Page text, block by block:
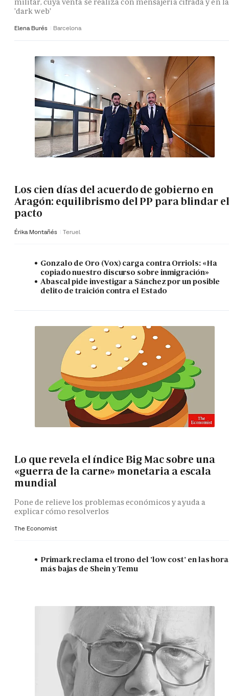
'dark web'
Elena Burés Barcelona
Los cien días del acuerdo de gobierno en
Aragón: equilibrismo del PP para blindar el
pacto
Érika Montañés Teruel
Gonzalo de Oro (Vox) carga contra Orriols: «Ha
copiado nuestro discurso sobre inmigración»
Abascal pide investigar a Sánchez por un posible
delito de traición contra el Estado
Lo que revela el índice Big Mac sobre una
«guerra de la carne» monetaria a escala
mundial
Pone de relieve los problemas económicos y ayuda a
explicar cómo resolverlos
The Economist
Primark reclama el trono del 'low cost' en las
más bajas de Shein y Temu